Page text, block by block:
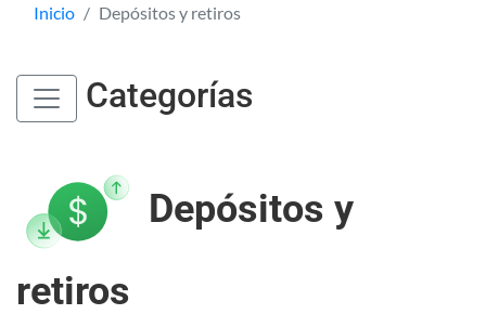
Inicio Depósitos y retiros
Categorías
Depósitos y
retiros